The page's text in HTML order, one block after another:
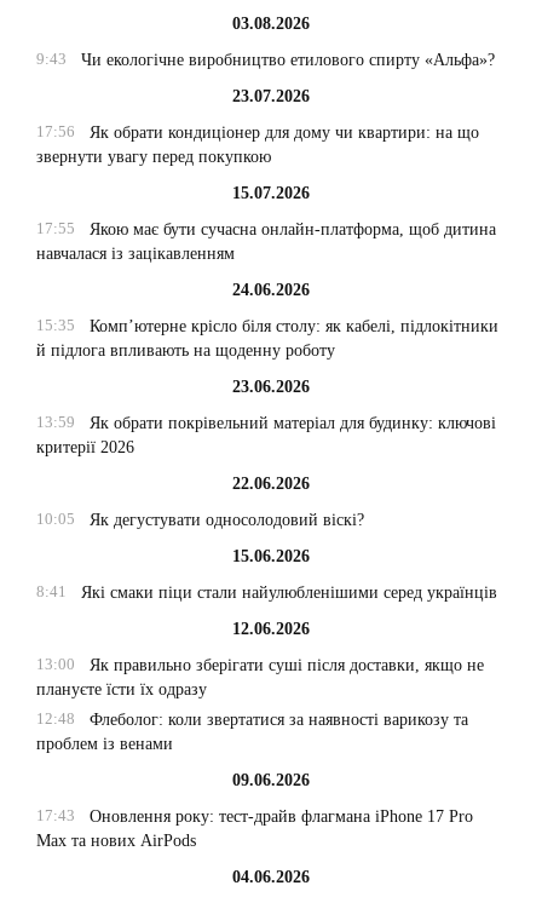
03.08.2026
9:43
Чи екологічне виробництво етилового спирту «Альфа»?
23.07.2026
17:56
Як обрати кондиціонер для дому чи квартири: на що
звернути увагу перед покупкою
15.07.2026
17:55
Якою має бути сучасна онлайн-платформа, щоб дитина
навчалася із зацікавленням
24.06.2026
15:35
Комп’ютерне крісло біля столу: як кабелі, підлокітники
й підлога впливають на щоденну роботу
23.06.2026
13:59
Як обрати покрівельний матеріал для будинку: ключові
критерії 2026
22.06.2026
10:05
Як дегустувати односолодовий віскі?
15.06.2026
8:41
Які смаки піци стали найулюбленішими серед українців
12.06.2026
13:00
Як правильно зберігати суші після доставки, якщо не
плануєте їсти їх одразу
12:48
Флеболог: коли звертатися за наявності варикозу та
проблем із венами
09.06.2026
17:43
Оновлення року: тест-драйв флагмана iPhone 17 Pro
Max та нових AirPods
04.06.2026